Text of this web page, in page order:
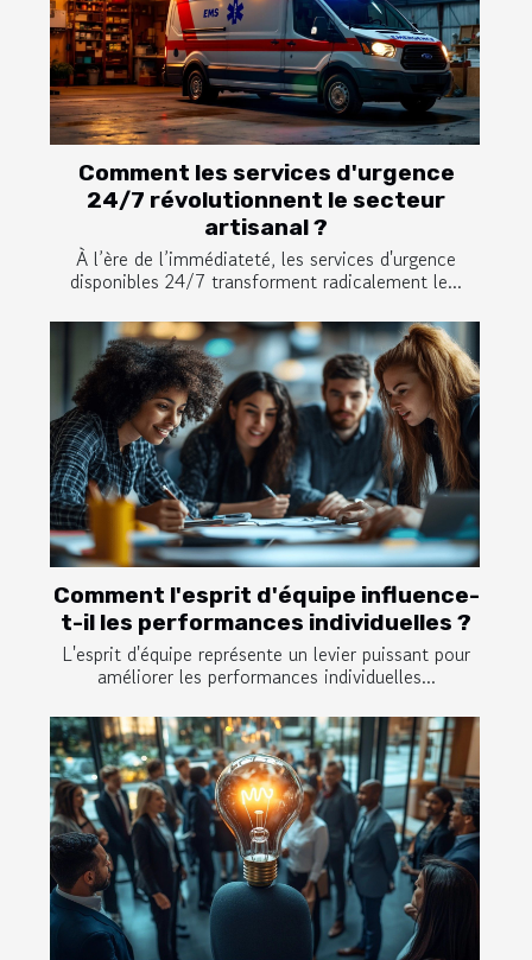
Comment les services d'urgence
24/7 révolutionnent le secteur
artisanal ?
À l’ère de l’immédiateté, les services d'urgence
disponibles 24/7 transforment radicalement le...
Comment l'esprit d'équipe influence-
t-il les performances individuelles ?
L'esprit d'équipe représente un levier puissant pour
améliorer les performances individuelles...